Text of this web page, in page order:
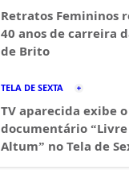
Retratos Femininos
40 anos de carreira
de Brito
TELA DE SEXTA
TV aparecida exibe o
documentário “Livre
Altum” no Tela de